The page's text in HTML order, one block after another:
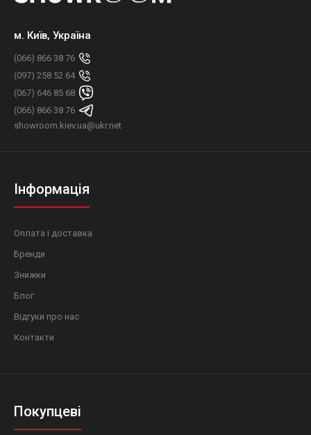
м. Київ, Україна
(066) 866 38 76
(097) 258 52 64
(067) 646 85 68
(066) 866 38 76
showroom.kiev.ua@ukr.net
Інформація
Оплата і доставка
Бренди
Знижки
Блог
Відгуки про нас
Контакти
Покупцеві